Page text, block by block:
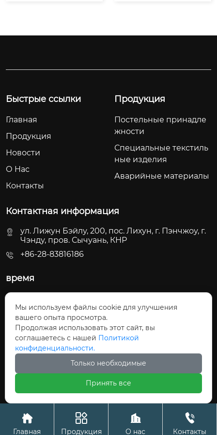
	...
политической конц
Быстрые ссылки
Главная
Продукция
Новости
О Hас
Контакты
Продукция
Постельные принадле
жности
Специальные текстиль
ные изделия
Аварийные материалы
Контактная информация
ул. Лижун Бэйлу, 200, пос. Лихун, г. Пэнчжоу, г.
Чэнду, пров. Сычуань, КНР
+86-28-83816186
время
Сб - Вс: 10:00 - 22:30
Авторское право©ООО «Сычуань Синшули

Главная

Продукция

О нас

Контакты
Мы используем файлы cookie для улучшения
вашего опыта просмотра.
Продолжая использовать этот сайт, вы
соглашаетесь с нашей Политикой
конфиденциальности.
Только необходимые
Принять все